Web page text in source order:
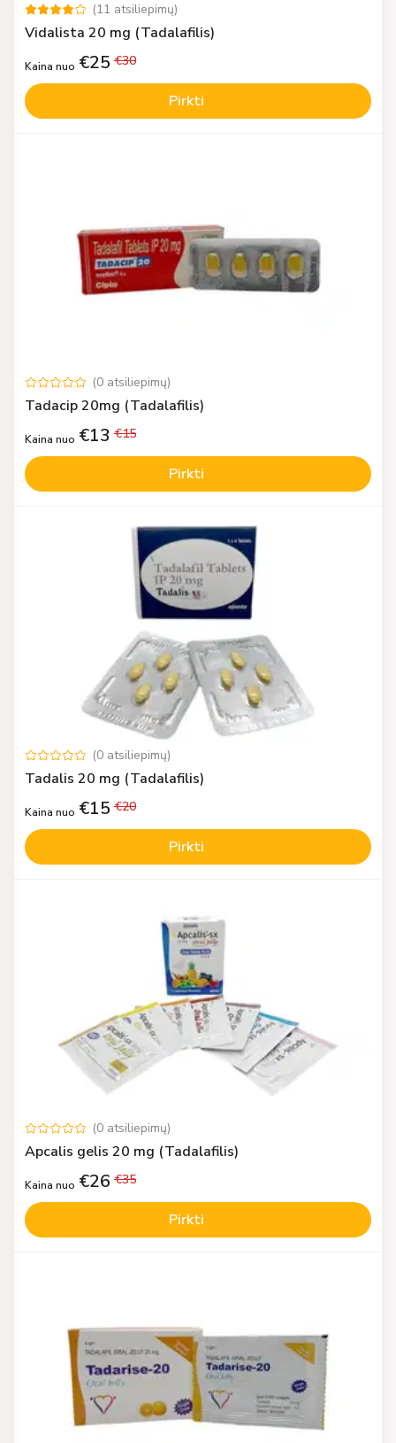
(11 atsiliepimų)
Vidalista 20 mg (Tadalafilis)
Kaina nuo €25 €30
Pirkti
(0 atsiliepimų)
Tadacip 20mg (Tadalafilis)
Kaina nuo €13 €15
Pirkti
(0 atsiliepimų)
Tadalis 20 mg (Tadalafilis)
Kaina nuo €15 €20
Pirkti
(0 atsiliepimų)
Apcalis gelis 20 mg (Tadalafilis)
Kaina nuo €26 €35
Pirkti